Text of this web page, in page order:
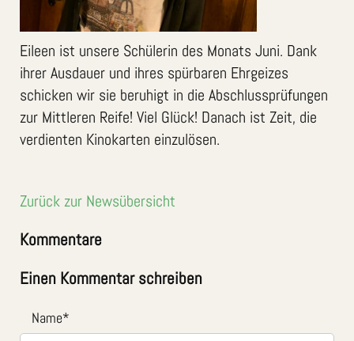
Eileen ist unsere Schülerin des Monats Juni. Dank
ihrer Ausdauer und ihres spürbaren Ehrgeizes
schicken wir sie beruhigt in die Abschlussprüfungen
zur Mittleren Reife! Viel Glück! Danach ist Zeit, die
verdienten Kinokarten einzulösen.
Zurück zur Newsübersicht
Kommentare
Einen Kommentar schreiben
Name*